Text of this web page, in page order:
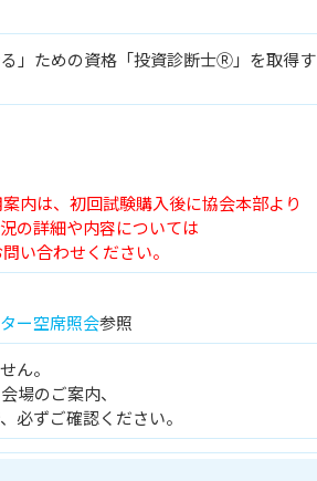
」ための資格「投資診断士Ⓡ」を取得す
内は、初回試験購入後に協会本部より
の詳細や内容については
い合わせください。
ー空席照会参照
ん。
場のご案内、
必ずご確認ください。